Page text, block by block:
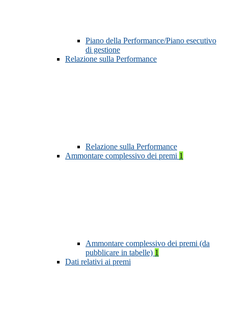
Piano della Performance/Piano esecutivo
di gestione
Relazione sulla Performance
Relazione sulla Performance
Ammontare complessivo dei premi 1
Ammontare complessivo dei premi (da
pubblicare in tabelle) 1
Dati relativi ai premi